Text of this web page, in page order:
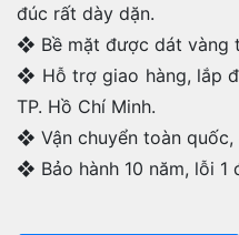
đúc rất dày dặn.
❖ Bề mặt được dát vàng
❖ Hỗ trợ giao hàng, lắp
TP. Hồ Chí Minh.
❖ Vận chuyển toàn
❖ Bảo hành 10 năm, lỗi 1